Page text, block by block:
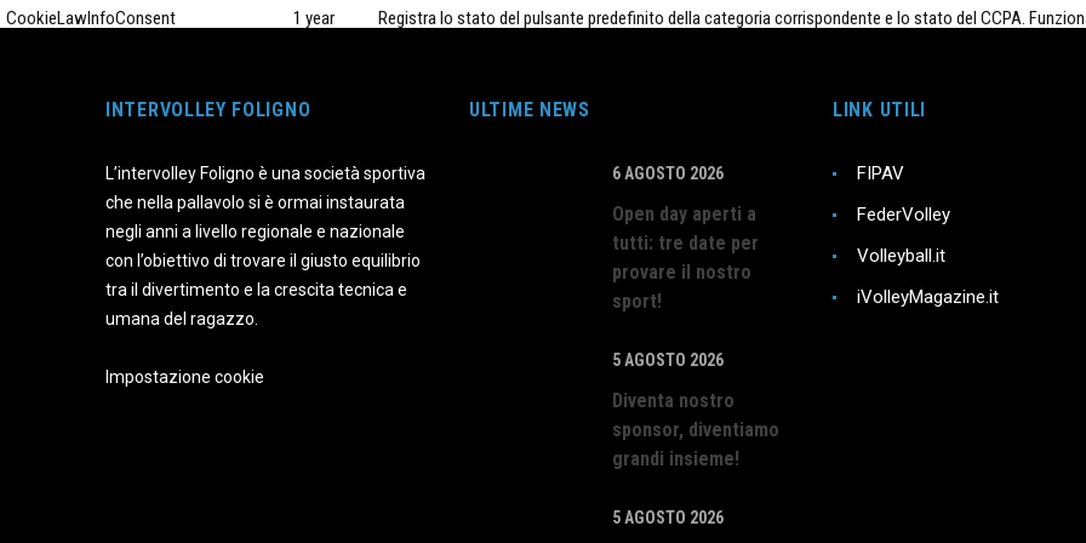
INTERVOLLEY FOLIGNO
L’intervolley Foligno è una società sportiva
che nella pallavolo si è ormai instaurata
negli anni a livello regionale e nazionale
con l’obiettivo di trovare il giusto equilibrio
tra il divertimento e la crescita tecnica e
umana del ragazzo.
Impostazione cookie
ULTIME NEWS
6 AGOSTO 2026
Open day aperti a
tutti: tre date per
provare il nostro
sport!
5 AGOSTO 2026
Diventa nostro
sponsor, diventiamo
grandi insieme!
5 AGOSTO 2026
LINK UTILI
FIPAV
FederVolley
Volleyball.it
iVolleyMagazine.it
CookieLawInfoConsent 1 year Registra lo stato del pulsante predefinito della categoria corrispondente e lo stato del CCPA.
months
Funzionali
I cookie funzionali aiutano a svolgere determinate funzionalità come la condivisione del contenuto del sito Web su piattaforme di
Performance
I cookie per le prestazioni vengono utilizzati per comprendere e analizzare gli indici chiave delle prestazioni del sito Web che aiutano a
I cookie analitici vengono utilizzati per capire come i visitatori interagiscono con il sito web. Questi cookie aiutano a fornire